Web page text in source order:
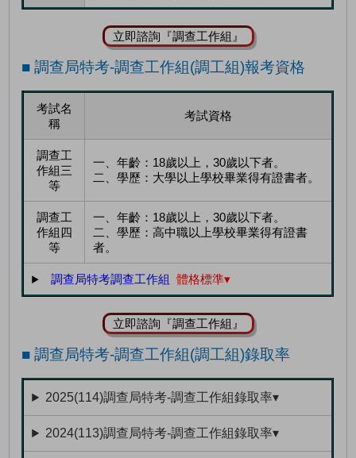
立即諮詢『調查工作組』
■ 調查局特考-調查工作組(調工組)報考資格
考試名
稱
考試資格
調查工
作組三
等
一、年齡：18歲以上，30歲以下者。
二、學歷：大學以上學校畢業得有證書者。
調查工
作組四
等
一、年齡：18歲以上，30歲以下者。
二、學歷：高中職以上學校畢業得有證書
者。
調查局特考調查工作組 體格標準▾
立即諮詢『調查工作組』
■ 調查局特考-調查工作組(調工組)錄取率
2025(114)調查局特考-調查工作組錄取率▾
2024(113)調查局特考-調查工作組錄取率▾